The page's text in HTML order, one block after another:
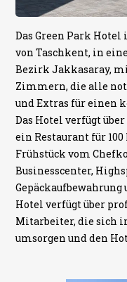
Das Green Park
von Taschkent, in
Bezirk Jakkasaray,
Zimmern, die alle
und Extras für einen
Das Hotel verfügt
ein Restaurant für
Frühstück vom
Businesscenter,
Hotel verfügt über
Mitarbeiter, die sich
umsorgen und den